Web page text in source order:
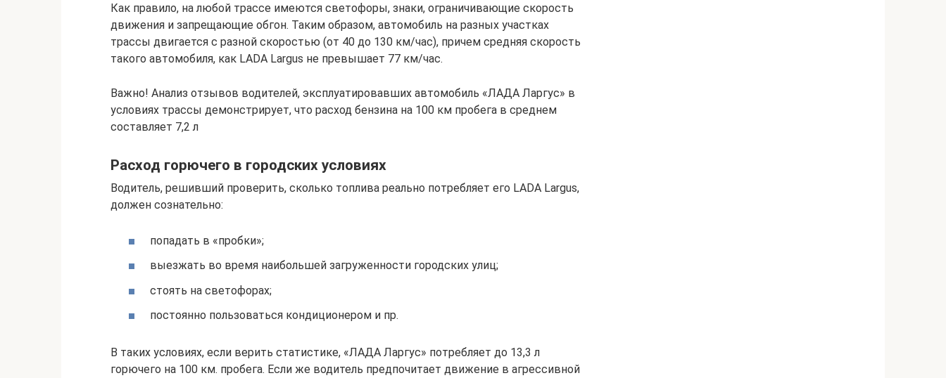
Как правило, на любой трассе имеются светофоры, знаки, ограничивающие скорость
движения и запрещающие обгон. Таким образом, автомобиль на разных участках
трассы двигается с разной скоростью (от 40 до 130 км/час), причем средняя скорость
такого автомобиля, как LADA Largus не превышает 77 км/час.
Важно! Анализ отзывов водителей, эксплуатировавших автомобиль «ЛАДА Ларгус» в
условиях трассы демонстрирует, что расход бензина на 100 км пробега в среднем
составляет 7,2 л
Расход горючего в городских условиях
Водитель, решивший проверить, сколько топлива реально потребляет его LADA Largus,
должен сознательно:
попадать в «пробки»;
выезжать во время наибольшей загруженности городских улиц;
стоять на светофорах;
постоянно пользоваться кондиционером и пр.
В таких условиях, если верить статистике, «ЛАДА Ларгус» потребляет до 13,3 л
горючего на 100 км. пробега. Если же водитель предпочитает движение в агрессивной